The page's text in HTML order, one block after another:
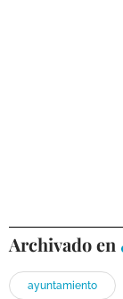
Archivado en
ayuntamiento